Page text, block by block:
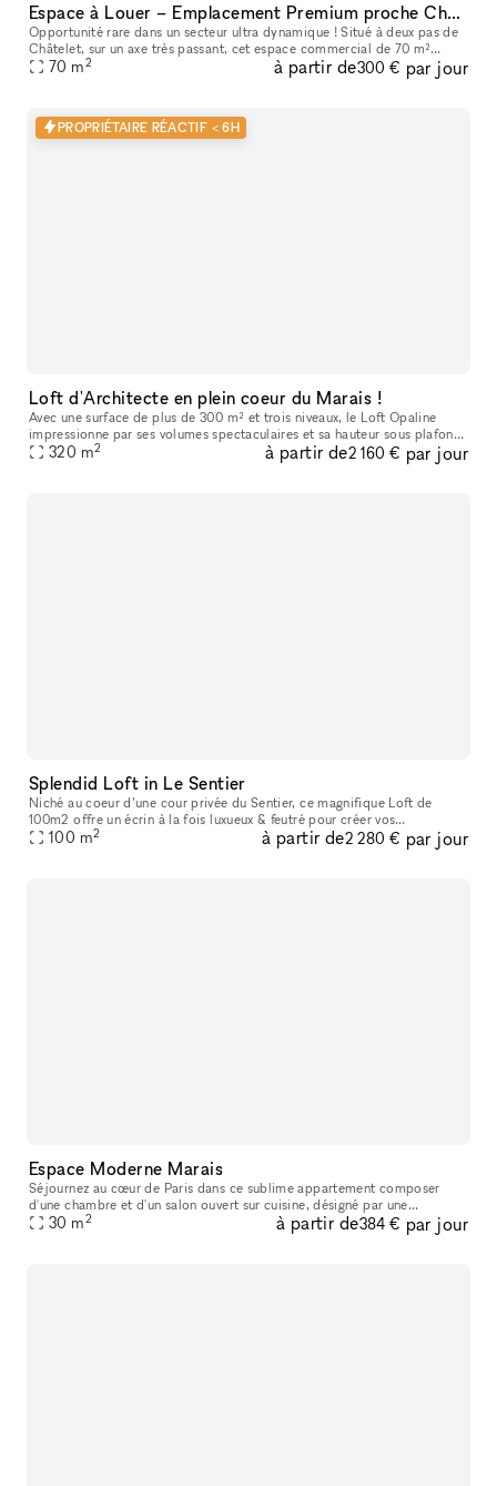
Espace à Louer – Emplacement Premium proche Châtelet
Opportunité rare dans un secteur ultra dynamique ! Situé à deux pas de
Châtelet, sur un axe très passant, cet espace commercial de 70 m²
bénéficie de la clientèle de RETRO, qui a fait ses preuves d
70 m2 à partir de300 € par jour
PROPRIÉTAIRE RÉACTIF < 6H
Loft d'Architecte en plein coeur du Marais !
Avec une surface de plus de 300 m² et trois niveaux, le Loft Opaline
impressionne par ses volumes spectaculaires et sa hauteur sous plafond
de 7 mètres. Ici, le cachet historique dialogue avec un lu
320 m2 à partir de2 160 € par jour
Splendid Loft in Le Sentier
Niché au coeur d’une cour privée du Sentier, ce magnifique Loft de
100m2 offre un écrin à la fois luxueux & feutré pour créer vos
évènements et accueillir vos showrooms dans un cadre exceptionnel.
100 m2 à partir de2 280 € par jour
Espace Moderne Marais
Séjournez au cœur de Paris dans ce sublime appartement composer
d'une chambre et d'un salon ouvert sur cuisine, désigné par une
architecte de renom, situé dans un immeuble bourgeois de standing sur l
30 m2 à partir de384 € par jour